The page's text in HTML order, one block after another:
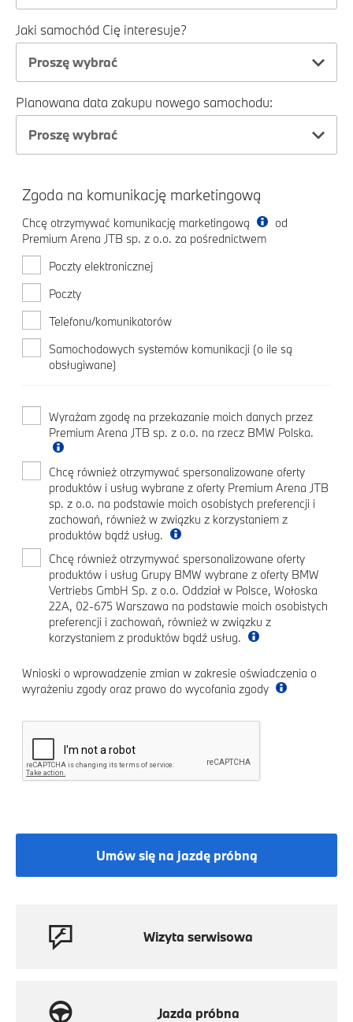
Jaki samochód Cię interesuje?
Proszę wybrać
Planowana data zakupu nowego samochodu:
Proszę wybrać
Zgoda na komunikację marketingową
Chcę otrzymywać komunikację marketingową
od
Premium Arena JTB sp. z o.o. za pośrednictwem
Poczty elektronicznej
Poczty
Telefonu/komunikatorów
Samochodowych systemów komunikacji (o ile są
obsługiwane)
Wyrażam zgodę na przekazanie moich danych przez
Premium Arena JTB sp. z o.o. na rzecz BMW Polska.
Chcę również otrzymywać spersonalizowane oferty
produktów i usług wybrane z oferty Premium Arena JTB
sp. z o.o. na podstawie moich osobistych preferencji i
zachowań, również w związku z korzystaniem z
produktów bądź usług.
Chcę również otrzymywać spersonalizowane oferty
produktów i usług Grupy BMW wybrane z oferty BMW
Vertriebs GmbH Sp. z o.o. Oddział w Polsce, Wołoska
22A, 02-675 Warszawa na podstawie moich osobistych
preferencji i zachowań, również w związku z
korzystaniem z produktów bądź usług.
Wnioski o wprowadzenie zmian w zakresie oświadczenia o
wyrażeniu zgody oraz prawo do wycofania zgody
Umów się na jazdę próbną
Wizyta serwisowa
Jazda próbna